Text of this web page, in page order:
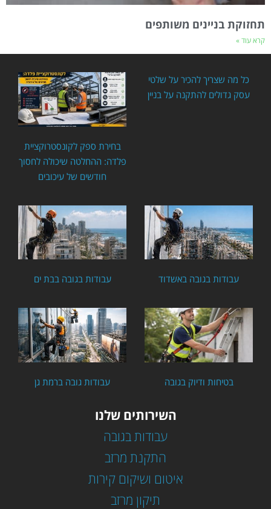
תחזוקת בניינים משותפים
קרא עוד »
כל מה שצריך להכיר על שלטי
עסק גדולים להתקנה על בניין
בחירת ספק לקונסטרוקציית
פלדה: ההחלטה שיכולה לחסוך
חודשים של עיכובים
עבודות בגובה באשדוד עבודות בגובה בבת ים
בטיחות ודיוק בגובה עבודות גובה ברמת גן
השירותים שלנו
עבודות בגובה
התקנת מרזב
איטום ושיקום קירות
תיקון מרזב